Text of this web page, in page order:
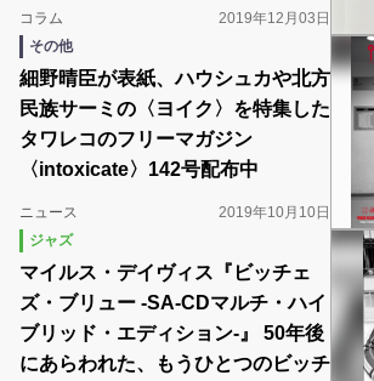
コラム
2019年12月03日
その他
細野晴臣が表紙、ハウシュカや北方
民族サーミの〈ヨイク〉を特集した
タワレコのフリーマガジン
〈intoxicate〉142号配布中
ニュース
2019年10月10日
ジャズ
マイルス・デイヴィス『ビッチェ
ズ・ブリュー -SA-CDマルチ・ハイ
ブリッド・エディション-』 50年後
にあらわれた、もうひとつのビッチ